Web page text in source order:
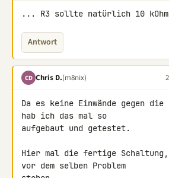
... R3 sollte natürlich 10
Antwort
CD Chris D.(m8nix)
Da es keine Einwände gegen die
hab ich das mal so
aufgebaut und getestet.
Hier mal die fertige
vor dem selben Problem